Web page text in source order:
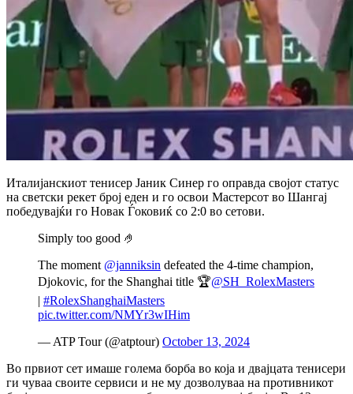
Италијанскиот тенисер Јаник Синер го оправда својот статус
на светски рекет број еден и го освои Мастерсот во Шангај
победувајќи го Новак Ѓоковиќ со 2:0 во сетови.
Simply too good 🤌
The moment @janniksin defeated the 4-time champion,
Djokovic, for the Shanghai title 🏆@SH_RolexMasters
| #RolexShanghaiMasters
pic.twitter.com/NMYr3wIHim
— ATP Tour (@atptour) October 13, 2024
Во првиот сет имаше голема борба во која и двајцата тенисери
ги чуваа своите сервиси и не му дозволуваа на противникот